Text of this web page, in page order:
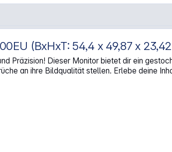
(BxHxT: 54,4 x 49,87 x
Präzision! Dieser Monitor bietet dir ein
an ihre Bildqualität stellen. Erlebe deine